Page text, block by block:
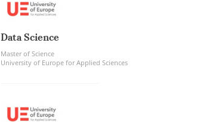
Data Science
Master of Science
University of Europe for Applied Sciences